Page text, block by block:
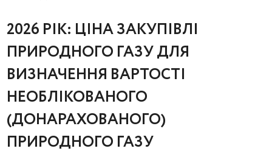
Біометан
КГУ
ОСОБИСТИЙ КАБІНЕТ
2026 РІК: ЦІНА ЗАКУПІВЛІ
ПРИРОДНОГО ГАЗУ ДЛЯ
ВИЗНАЧЕННЯ ВАРТОСТІ
НЕОБЛІКОВАНОГО
(ДОНАРАХОВАНОГО)
ПРИРОДНОГО ГАЗУ